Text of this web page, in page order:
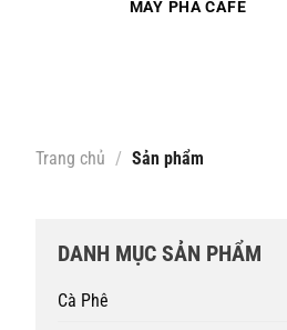
MÁY PHA CAFE
Trang chủ / Sản phẩm
DANH MỤC SẢN PHẨM
Cà Phê